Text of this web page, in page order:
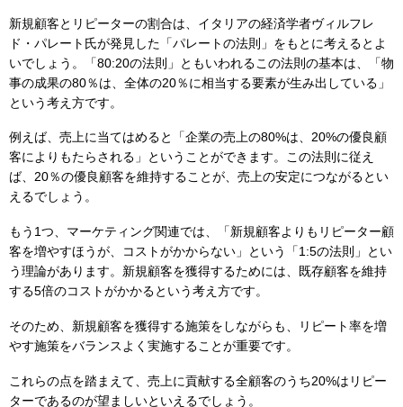
新規顧客とリピーターの割合は、イタリアの経済学者ヴィルフレ
ド・パレート氏が発見した「パレートの法則」をもとに考えるとよ
いでしょう。「80:20の法則」ともいわれるこの法則の基本は、「物
事の成果の80％は、全体の20％に相当する要素が生み出している」
という考え方です。
例えば、売上に当てはめると「企業の売上の80%は、20%の優良顧
客によりもたらされる」ということができます。この法則に従え
ば、20％の優良顧客を維持することが、売上の安定につながるとい
えるでしょう。
もう1つ、マーケティング関連では、「新規顧客よりもリピーター顧
客を増やすほうが、コストがかからない」という「1:5の法則」とい
う理論があります。新規顧客を獲得するためには、既存顧客を維持
する5倍のコストがかかるという考え方です。
そのため、新規顧客を獲得する施策をしながらも、リピート率を増
やす施策をバランスよく実施することが重要です。
これらの点を踏まえて、売上に貢献する全顧客のうち20%はリピー
ターであるのが望ましいといえるでしょう。